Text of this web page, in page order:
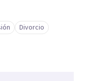
Divorcio